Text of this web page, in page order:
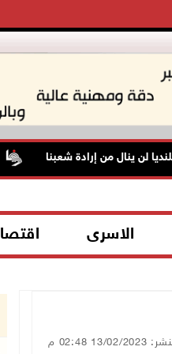
ينال من إرادة شعبنا
الاسرى
02:48 م